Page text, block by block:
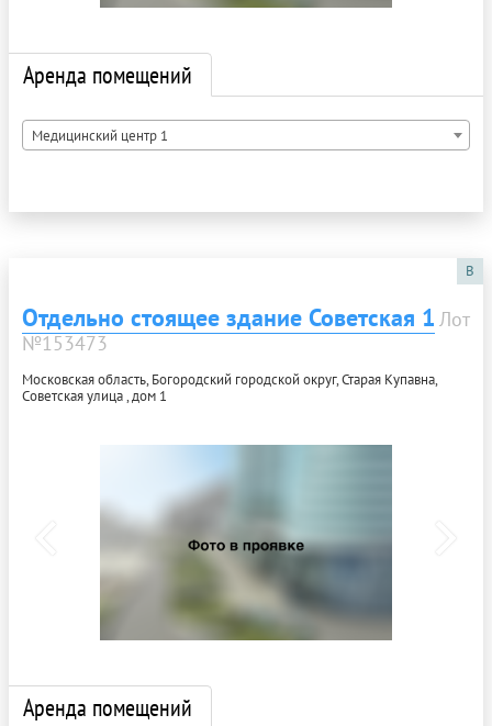
Аренда помещений
Медицинский центр 1
B
Отдельно стоящее здание Советская 1 Лот
№153473
Московская область, Богородский городской округ, Старая Купавна,
Советская улица , дом 1
Аренда помещений